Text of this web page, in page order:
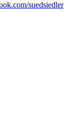
suedsiedler